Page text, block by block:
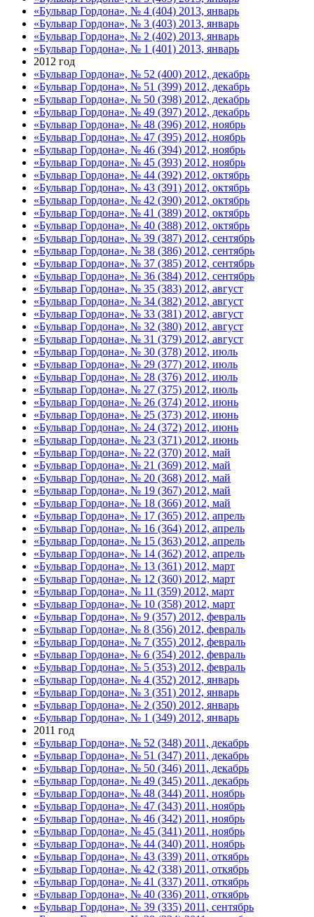
«Бульвар Гордона», № 4 (404) 2013, январь
«Бульвар Гордона», № 3 (403) 2013, январь
«Бульвар Гордона», № 2 (402) 2013, январь
«Бульвар Гордона», № 1 (401) 2013, январь
2012 год
«Бульвар Гордона», № 52 (400) 2012, декабрь
«Бульвар Гордона», № 51 (399) 2012, декабрь
«Бульвар Гордона», № 50 (398) 2012, декабрь
«Бульвар Гордона», № 49 (397) 2012, декабрь
«Бульвар Гордона», № 48 (396) 2012, ноябрь
«Бульвар Гордона», № 47 (395) 2012, ноябрь
«Бульвар Гордона», № 46 (394) 2012, ноябрь
«Бульвар Гордона», № 45 (393) 2012, ноябрь
«Бульвар Гордона», № 44 (392) 2012, октябрь
«Бульвар Гордона», № 43 (391) 2012, октябрь
«Бульвар Гордона», № 42 (390) 2012, октябрь
«Бульвар Гордона», № 41 (389) 2012, октябрь
«Бульвар Гордона», № 40 (388) 2012, октябрь
«Бульвар Гордона», № 39 (387) 2012, сентябрь
«Бульвар Гордона», № 38 (386) 2012, сентябрь
«Бульвар Гордона», № 37 (385) 2012, сентябрь
«Бульвар Гордона», № 36 (384) 2012, сентябрь
«Бульвар Гордона», № 35 (383) 2012, август
«Бульвар Гордона», № 34 (382) 2012, август
«Бульвар Гордона», № 33 (381) 2012, август
«Бульвар Гордона», № 32 (380) 2012, август
«Бульвар Гордона», № 31 (379) 2012, август
«Бульвар Гордона», № 30 (378) 2012, июль
«Бульвар Гордона», № 29 (377) 2012, июль
«Бульвар Гордона», № 28 (376) 2012, июль
«Бульвар Гордона», № 27 (375) 2012, июль
«Бульвар Гордона», № 26 (374) 2012, июнь
«Бульвар Гордона», № 25 (373) 2012, июнь
«Бульвар Гордона», № 24 (372) 2012, июнь
«Бульвар Гордона», № 23 (371) 2012, июнь
«Бульвар Гордона», № 22 (370) 2012, май
«Бульвар Гордона», № 21 (369) 2012, май
«Бульвар Гордона», № 20 (368) 2012, май
«Бульвар Гордона», № 19 (367) 2012, май
«Бульвар Гордона», № 18 (366) 2012, май
«Бульвар Гордона», № 17 (365) 2012, апрель
«Бульвар Гордона», № 16 (364) 2012, апрель
«Бульвар Гордона», № 15 (363) 2012, апрель
«Бульвар Гордона», № 14 (362) 2012, апрель
«Бульвар Гордона», № 13 (361) 2012, март
«Бульвар Гордона», № 12 (360) 2012, март
«Бульвар Гордона», № 11 (359) 2012, март
«Бульвар Гордона», № 10 (358) 2012, март
«Бульвар Гордона», № 9 (357) 2012, февраль
«Бульвар Гордона», № 8 (356) 2012, февраль
«Бульвар Гордона», № 7 (355) 2012, февраль
«Бульвар Гордона», № 6 (354) 2012, февраль
«Бульвар Гордона», № 5 (353) 2012, февраль
«Бульвар Гордона», № 4 (352) 2012, январь
«Бульвар Гордона», № 3 (351) 2012, январь
«Бульвар Гордона», № 2 (350) 2012, январь
«Бульвар Гордона», № 1 (349) 2012, январь
2011 год
«Бульвар Гордона», № 52 (348) 2011, декабрь
«Бульвар Гордона», № 51 (347) 2011, декабрь
«Бульвар Гордона», № 50 (346) 2011, декабрь
«Бульвар Гордона», № 49 (345) 2011, декабрь
«Бульвар Гордона», № 48 (344) 2011, ноябрь
«Бульвар Гордона», № 47 (343) 2011, ноябрь
«Бульвар Гордона», № 46 (342) 2011, ноябрь
«Бульвар Гордона», № 45 (341) 2011, ноябрь
«Бульвар Гордона», № 44 (340) 2011, ноябрь
«Бульвар Гордона», № 43 (339) 2011, откябрь
«Бульвар Гордона», № 42 (338) 2011, откябрь
«Бульвар Гордона», № 41 (337) 2011, откябрь
«Бульвар Гордона», № 40 (336) 2011, откябрь
«Бульвар Гордона», № 39 (335) 2011, сентябрь